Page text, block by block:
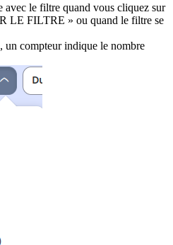
avec le filtre quand vous cliquez sur
LE FILTRE » ou quand le filtre se
un compteur indique le nombre